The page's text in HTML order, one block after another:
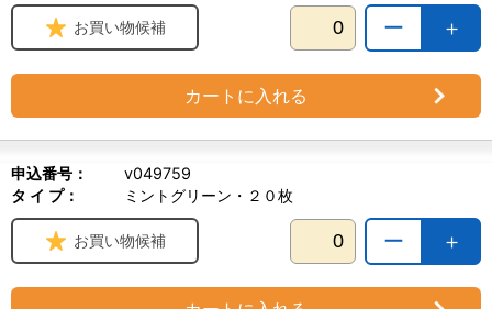
＋
ー
お買い物候補
カートに入れる
申込番号：
v049759
タ イ プ：
ミントグリーン・２０枚
＋
ー
お買い物候補